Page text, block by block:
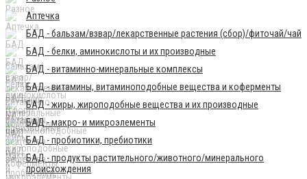
Аптечка
БАД - бальзам/взвар/лекарственные растения (сбор)/фиточай/чай
БАД - белки, аминокислоты и их производные
БАД - витаминно-минеральные комплексы
БАД - витамины, витаминоподобные вещества и коферменты
БАД - жиры, жироподобные вещества и их производные
БАД - макро- и микроэлементы
БАД - пробиотики, пребиотики
БАД - продукты растительного/животного/минерального
происхождения